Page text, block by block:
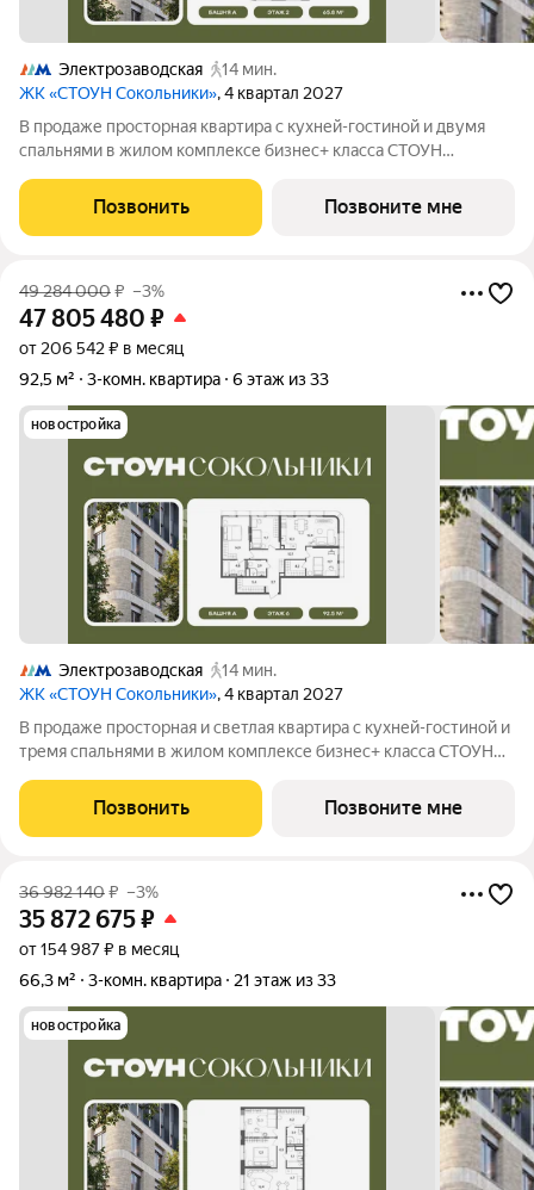
Электрозаводская
14 мин.
ЖК «СТОУН Сокольники», 4 квартал 2027
В продаже просторная квартира с кухней-гостиной и двумя
спальнями в жилом комплексе бизнес+ класса СТОУН
только планируют пополнение, а также семьям, где малыш
уже подрастает. Проект расположен
Позвонить Позвоните мне
49 284 000₽ –3%
47 805 480 ₽
от 206 542 ₽ в месяц
92,5 м²
3-комн. квартира 6 этаж из 33
новостройка
Электрозаводская
14 мин.
ЖК «СТОУН Сокольники», 4 квартал 2027
В продаже просторная и светлая квартира с кухней-гостиной и
тремя спальнями в жилом комплексе бизнес+ класса СТОУН
личное пространство будет как у детей, так и у родителей.
Проект расположен рядом с
Позвонить Позвоните мне
36 982 140₽ –3%
35 872 675₽
от 154 987 ₽ в месяц
66,3 м²
3-комн. квартира 21 этаж из 33
новостройка